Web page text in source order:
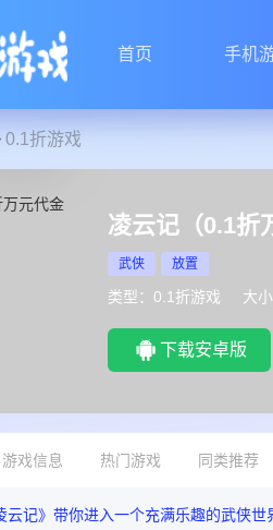
首页 手机
0.1折游戏
凌云记（0.1折
武侠 放置
类型：0.1折游戏 大
下载安卓版
游戏信息 热门游戏 同类推荐
带你进入一个充满乐趣的武侠世界 享受独特的游戏体验。在这里 你可以修炼百种秘籍 骑乘赤兔马 甚至踏着七彩祥云。游戏提供多种职